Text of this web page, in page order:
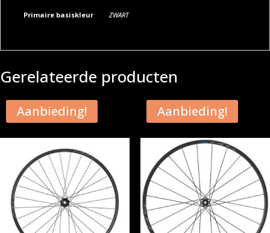
Primaire basiskleur ZWART
Gerelateerde producten
Aanbieding! Aanbieding!